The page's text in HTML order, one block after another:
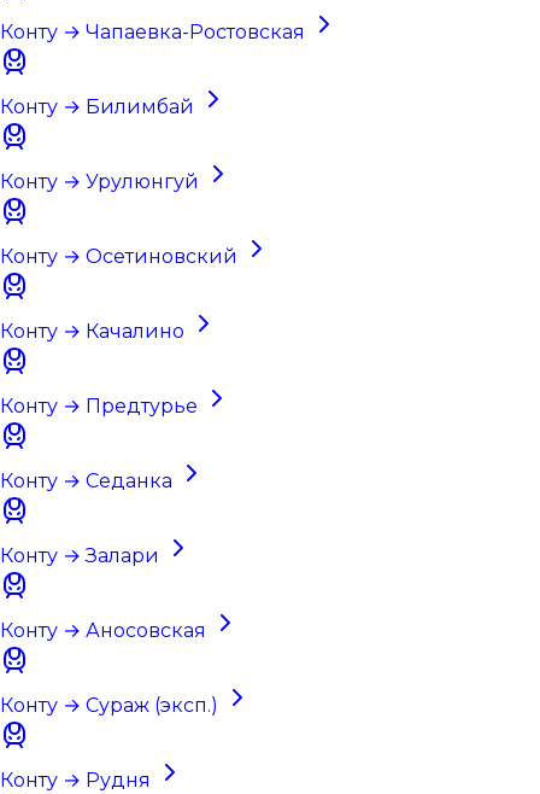
Конту → Чапаевка-Ростовская
Конту → Билимбай
Конту → Урулюнгуй
Конту → Осетиновский
Конту → Качалино
Конту → Предтурье
Конту → Седанка
Конту → Залари
Конту → Аносовская
Конту → Сураж (эксп.)
Конту → Рудня